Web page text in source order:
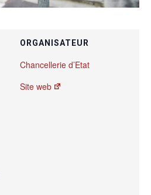
ORGANISATEUR
Chancellerie d’Etat
Site web